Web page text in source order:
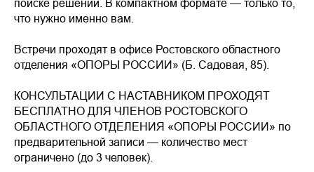
поиске решений. В компактном формате — только то,
что нужно именно вам.
Встречи проходят в офисе Ростовского областного
отделения «ОПОРЫ РОССИИ» (Б. Садовая, 85).
КОНСУЛЬТАЦИИ С НАСТАВНИКОМ ПРОХОДЯТ
БЕСПЛАТНО ДЛЯ ЧЛЕНОВ РОСТОВСКОГО
ОБЛАСТНОГО ОТДЕЛЕНИЯ «ОПОРЫ РОССИИ» по
предварительной записи — количество мест
ограничено (до 3 человек).